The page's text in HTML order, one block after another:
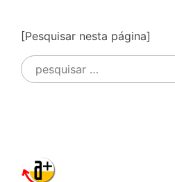
[Pesquisar nesta página]
Pesquisar
por: